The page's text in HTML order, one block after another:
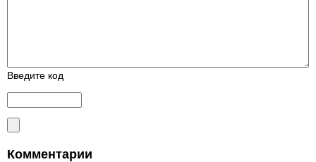
Введите код
Комментарии